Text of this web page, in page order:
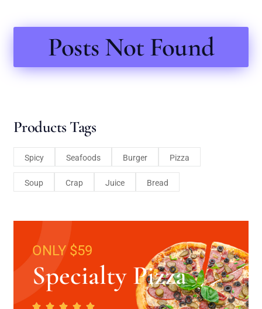
Posts Not Found
Products Tags
Spicy Seafoods Burger Pizza
Soup Crap Juice Bread
ONLY $59
Specialty Pizza